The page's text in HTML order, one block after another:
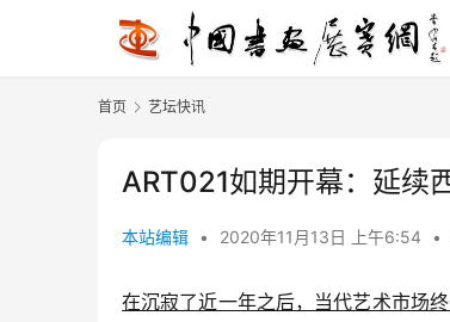
首页 艺坛快讯
ART021如期开幕：延续
本站编辑 • 2020年11月13日 上午6:54 •
在沉寂了近一年之后，当代艺术市场